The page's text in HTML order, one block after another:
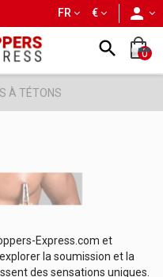
€
FR
 0
À TÉTONS
Express.com et
la soumission et la
des sensations uniques.